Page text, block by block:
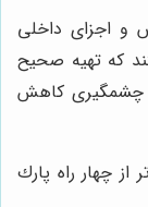
و اجزای داخلی
که تهیه صحیح
چشمگیری کاهش
از چهار راه پارك